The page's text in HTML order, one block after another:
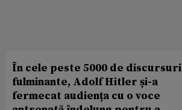
În cele peste 5000 de discursuri
fulminante, Adolf Hitler și-a
fermecat audiența cu o voce